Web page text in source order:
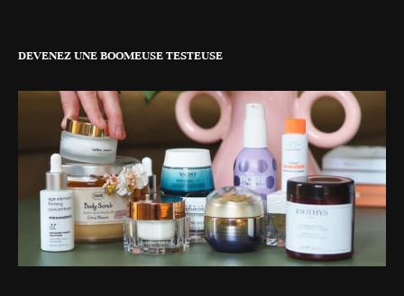
DEVENEZ UNE BOOMEUSE TESTEUSE